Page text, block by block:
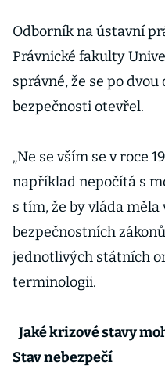
Odborník na ústavní
Právnické fakulty
správné, že se po dvou
bezpečnosti otevřel.
„Ne se vším se v roce
například nepočítá s
s tím, že by vláda
bezpečnostních
jednotlivých státních
terminologii.
Jaké krizové stavy
Stav nebezpečí